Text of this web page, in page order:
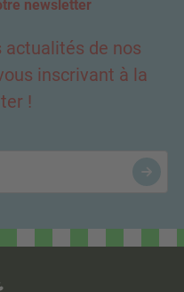
newsletter
actualités de nos
inscrivant à la
!